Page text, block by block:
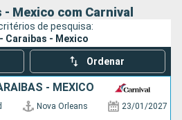
Mexico com Carnival
de pesquisa:
Caraibas - Mexico
Ordenar
- MEXICO
Nova Orleans 23/01/2027